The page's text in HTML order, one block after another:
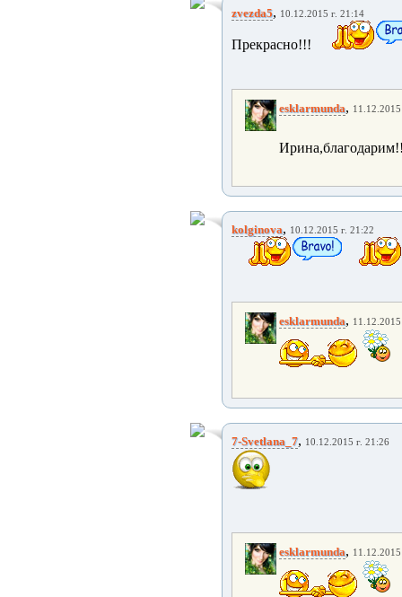
zvezda5, 10.12.2015 г. 21:14
Прекрасно!!!
esklarmunda,
kolginova, 10.12.2015 г. 21:22
esklarmunda,
7-Svetlana_7, 10.12.2015 г. 21:26
esklarmunda,